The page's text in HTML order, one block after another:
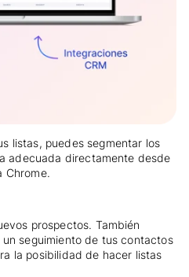
listas, puedes segmentar los
adecuada directamente desde
Chrome.
prospectos. También
seguimiento de tus contactos
la posibilidad de hacer listas